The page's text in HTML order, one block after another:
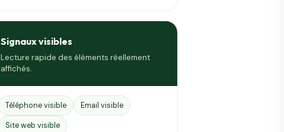
Signaux visibles
Lecture rapide des éléments réellement
affichés.
Téléphone visible
Email visible
Site web visible